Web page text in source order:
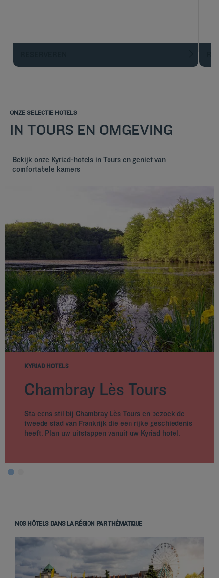
ONZE SELECTIE HOTELS
IN TOURS EN OMGEVING
Bekijk onze Kyriad-hotels in Tours en geniet van
comfortabele kamers
KYRIAD HOTELS
Chambray Lès Tours
Sta eens stil bij Chambray Lès Tours en bezoek de
tweede stad van Frankrijk die een rijke geschiedenis
heeft. Plan uw uitstappen vanuit uw Kyriad hotel.
NOS HÔTELS DANS LA RÉGION PAR THÉMATIQUE